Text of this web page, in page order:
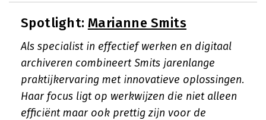
Spotlight: Marianne Smits
Als specialist in effectief werken en digitaal
archiveren combineert Smits jarenlange
praktijkervaring met innovatieve oplossingen.
Haar focus ligt op werkwijzen die niet alleen
efficiënt maar ook prettig zijn voor de